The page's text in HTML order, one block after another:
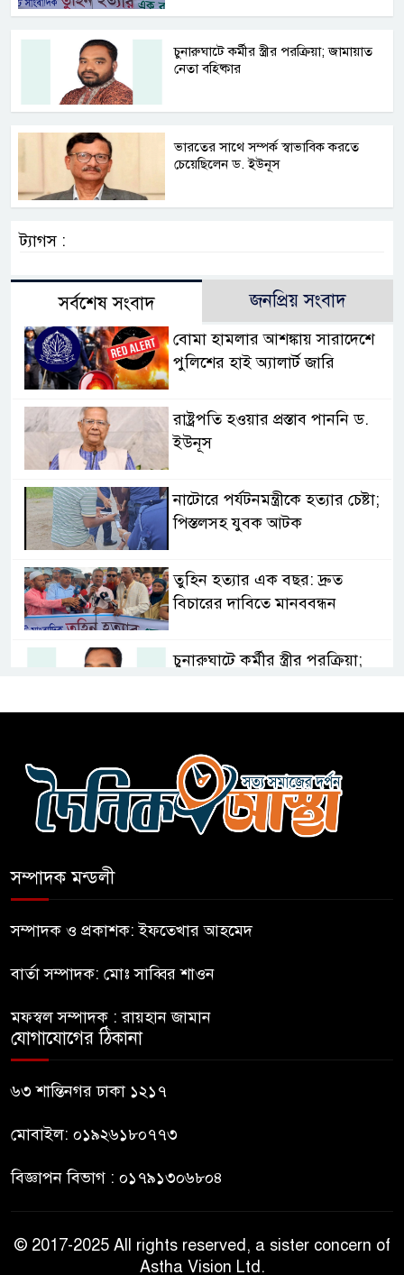
চুনারুঘাটে কর্মীর স্ত্রীর পরক্রিয়া; জামায়াত
নেতা বহিষ্কার
ভারতের সাথে সম্পর্ক স্বাভাবিক করতে
চেয়েছিলেন ড. ইউনূস
ট্যাগস :
সর্বশেষ সংবাদ জনপ্রিয় সংবাদ
বোমা হামলার আশঙ্কায় সারাদেশে
পুলিশের হাই অ্যালার্ট জারি
রাষ্ট্রপতি হওয়ার প্রস্তাব পাননি ড.
ইউনূস
নাটোরে পর্যটনমন্ত্রীকে হত্যার চেষ্টা;
পিস্তলসহ যুবক আটক
তুহিন হত্যার এক বছর: দ্রুত
বিচারের দাবিতে মানববন্ধন
চুনারুঘাটে কর্মীর স্ত্রীর পরক্রিয়া;
করতে চেয়েছিলেন ড. ইউনূস
সিলেটে দুই বাসের সংঘর্ষে নিহত ৯
দেওয়া হবে না: যুবদল
সাকিবের পর নওফেলের বাড়িতে
সম্পাদক মন্ডলী
সম্পাদক ও প্রকাশক: ইফতেখার আহমেদ
বার্তা সম্পাদক: মোঃ সাব্বির শাওন
মফস্বল সম্পাদক : রায়হান জামান
যোগাযোগের ঠিকানা
৬৩ শান্তিনগর ঢাকা ১২১৭
মোবাইল: ০১৯২৬১৮০৭৭৩
বিজ্ঞাপন বিভাগ : ০১৭৯১৩০৬৮০৪
© 2017-2025 All rights reserved, a sister concern of
Astha Vision Ltd.